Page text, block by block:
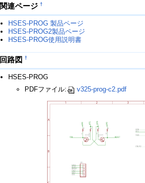
関連ページ †
HSES-PROG 製品ページ
HSES-PROG2製品ページ
HSES-PROG使用説明書
回路図 †
HSES-PROG
PDFファイル:
v325-prog-c2.pdf